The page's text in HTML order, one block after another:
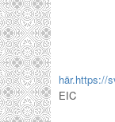
här.https://
EIC